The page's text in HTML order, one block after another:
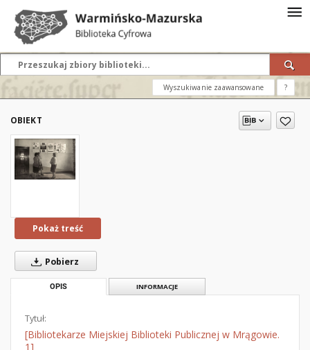
Wyszukiwanie zaawansowane ?
OBIEKT
Pokaż treść
Pobierz
OPIS INFORMACJE
Tytuł:
[Bibliotekarze Miejskiej Biblioteki Publicznej w Mrągowie.
1]